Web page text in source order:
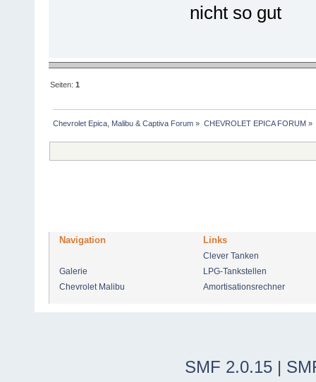
nicht so gut
Seiten:1
Chevrolet Epica, Malibu & Captiva Forum » CHEVROLET EPICA FORUM »
Navigation Links
Clever Tanken
Galerie
LPG-Tankstellen
Chevrolet Malibu
Amortisationsrechner
SMF 2.0.15 |